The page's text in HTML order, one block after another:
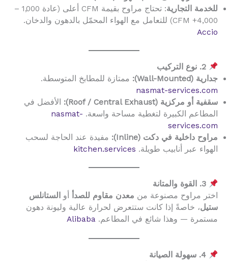
للخدمة التجارية
: تحتاج مراوح بقيمة CFM أعلى (عادة 1,000 –
4,000+ CFM) للتعامل مع الهواء المحمّل بالدهون والدخان.
Accio
2. نوع التركيب
جدارية (Wall-Mounted):
ممتازة للمطابخ المتوسطة.
nasmat-services.com
سقفية أو مركزية (Roof / Central Exhaust):
الأفضل في
المطاعم الكبيرة لتغطية مساحة واسعة. nasmat-
services.com
مراوح داخلية في دكت (Inline):
مفيدة عند الحاجة لسحب
الهواء عبر أنابيب طويلة. kitchen.services
3. القوة والمتانة
اختر مراوح مصنوعة من معدن مقاوم للصدأ أو
الستانلس
ستيل، خاصةً إذا كانت ستتعرض لحرارة عالية وليونة دهون
مستمرة — وهذا شائع في المطاعم. Alibaba
4. سهولة الصيانة